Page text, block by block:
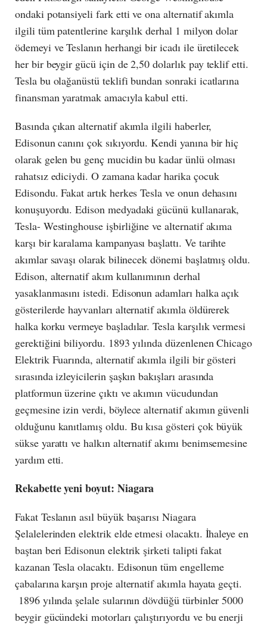
ondaki potansiyeli fark etti ve ona alternatif akımla
ilgili tüm patentlerine karşılık derhal 1 milyon dolar
ödemeyi ve Teslanın herhangi bir icadı ile üretilecek
her bir beygir gücü için de 2,50 dolarlık pay teklif etti.
Tesla bu olağanüstü teklifi bundan sonraki icatlarına
finansman yaratmak amacıyla kabul etti.
Basında çıkan alternatif akımla ilgili haberler,
Edisonun canını çok sıkıyordu. Kendi yanına bir hiç
olarak gelen bu genç mucidin bu kadar ünlü olması
rahatsız ediciydi. O zamana kadar harika çocuk
Edisondu. Fakat artık herkes Tesla ve onun dehasını
konuşuyordu. Edison medyadaki gücünü kullanarak,
Tesla- Westinghouse işbirliğine ve alternatif akıma
karşı bir karalama kampanyası başlattı. Ve tarihte
akımlar savaşı olarak bilinecek dönemi başlatmış oldu.
Edison, alternatif akım kullanımının derhal
yasaklanmasını istedi. Edisonun adamları halka açık
gösterilerde hayvanları alternatif akımla öldürerek
halka korku vermeye başladılar. Tesla karşılık vermesi
gerektiğini biliyordu. 1893 yılında düzenlenen Chicago
Elektrik Fuarında, alternatif akımla ilgili bir gösteri
sırasında izleyicilerin şaşkın bakışları arasında
platformun üzerine çıktı ve akımın vücudundan
geçmesine izin verdi, böylece alternatif akımın güvenli
olduğunu kanıtlamış oldu. Bu kısa gösteri çok büyük
sükse yarattı ve halkın alternatif akımı benimsemesine
yardım etti.
Rekabette yeni boyut: Niagara
Fakat Teslanın asıl büyük başarısı Niagara
Şelalelerinden elektrik elde etmesi olacaktı. İhaleye en
baştan beri Edisonun elektrik şirketi talipti fakat
kazanan Tesla olacaktı. Edisonun tüm engelleme
çabalarına karşın proje alternatif akımla hayata geçti.
1896 yılında şelale sularının dövdüğü türbinler 5000
beygir gücündeki motorları çalıştırıyordu ve bu enerji